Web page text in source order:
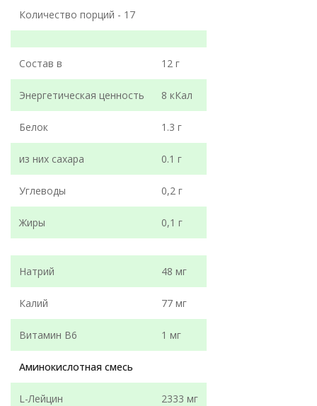
Количество порций - 17
Состав в 12 г
Энергетическая ценность 8 кКал
Белок 1.3 г
из них сахара 0.1 г
Углеводы 0,2 г
Жиры 0,1 г
Натрий 48 мг
Калий 77 мг
Витамин В6 1 мг
Аминокислотная смесь
L-Лейцин 2333 мг